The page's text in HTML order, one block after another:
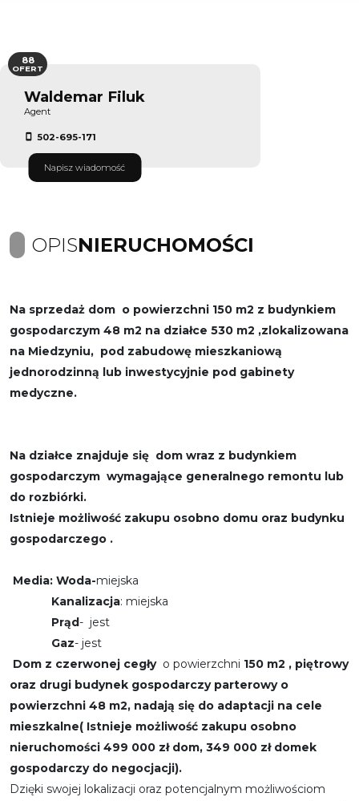
Waldemar Filuk
Agent
502-695-171
Napisz wiadomość
88
OFERT
OPISNIERUCHOMOŚCI
Na sprzedaż dom o powierzchni 150 m2 z budynkiem
gospodarczym 48 m2 na działce 530 m2 ,zlokalizowana
na Miedzyniu, pod zabudowę mieszkaniową
jednorodzinną lub inwestycyjnie pod gabinety
medyczne.
Na działce znajduje się dom wraz z budynkiem
gospodarczym wymagające generalnego remontu lub
do rozbiórki.
Istnieje możliwość zakupu osobno domu oraz budynku
gospodarczego .
Media: Woda-miejska
Kanalizacja: miejska
Prąd- jest
Gaz- jest
Dom z czerwonej cegłyo powierzchni 150 m2 , piętrowy
oraz drugi budynek gospodarczy parterowy o
powierzchni 48 m2, nadają się do adaptacji na cele
mieszkalne( Istnieje możliwość zakupu osobno
nieruchomości 499 000 zł dom, 349 000 zł domek
gospodarczy do negocjacji).
Dzięki swojej lokalizacji oraz potencjalnym możliwościom